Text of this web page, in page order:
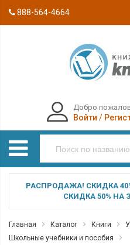
888-564-4664
Добро
Войти /
РАСПРОДАЖА! СКИДКА
СКИДКА 50% НА
Главная Каталог Книги
Школьные учебники и пособия